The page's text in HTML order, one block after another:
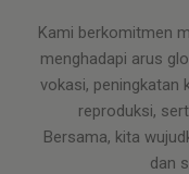
Kami berkomitmen
menghadapi arus
vokasi, peningkatan
reproduksi,
Bersama, kita
dan